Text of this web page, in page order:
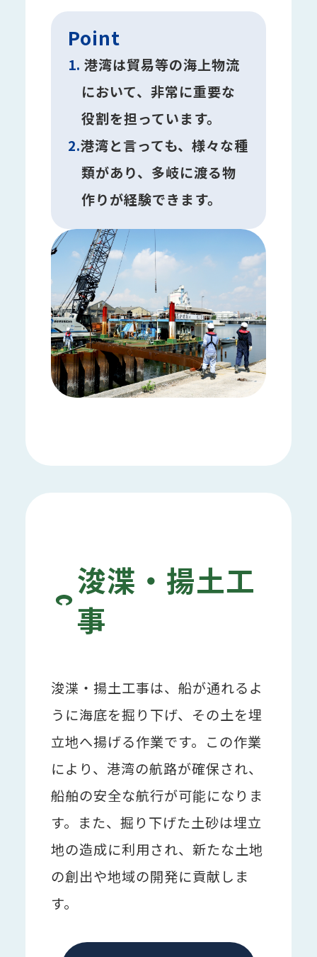
Point
1. 港湾は貿易等の海上物流
において、非常に重要な
役割を担っています。
2.港湾と言っても、様々な種
類があり、多岐に渡る物
作りが経験できます。
浚渫・揚土工
事
浚渫・揚土工事は、船が通れるよ
うに海底を掘り下げ、その土を埋
立地へ揚げる作業です。この作業
により、港湾の航路が確保され、
船舶の安全な航行が可能になりま
す。また、掘り下げた土砂は埋立
地の造成に利用され、新たな土地
の創出や地域の開発に貢献しま
す。